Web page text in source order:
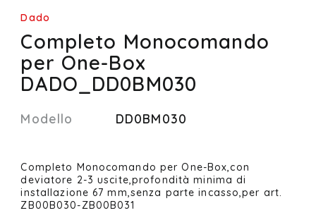
Dado
Completo Monocomando
per One-Box
DADO_DD0BM030
Modello DD0BM030
Completo Monocomando per One-Box,con
deviatore 2-3 uscite,profondità minima di
installazione 67 mm,senza parte incasso,per art.
ZB00B030-ZB00B031